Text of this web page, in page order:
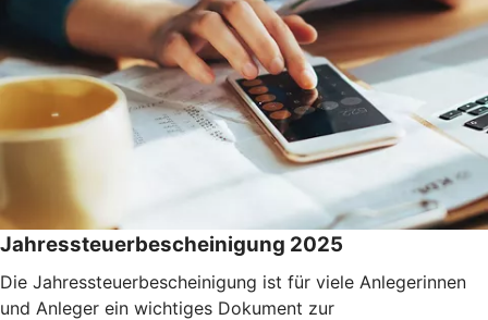
Jahressteuerbescheinigung 2025
Die Jahressteuerbescheinigung ist für viele Anlegerinnen
und Anleger ein wichtiges Dokument zur